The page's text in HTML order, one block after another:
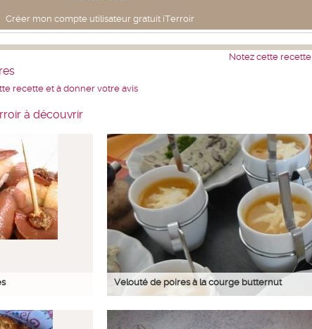
Créer mon compte utilisateur gratuit iTerroir
Notez cette recette
recette et à donner votre avis
à découvrir
Velouté de poires à la courge butternut